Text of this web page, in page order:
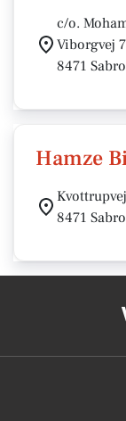
c/o.
Viborgvej
8471 Sabro
Hamze
8471 Sabro